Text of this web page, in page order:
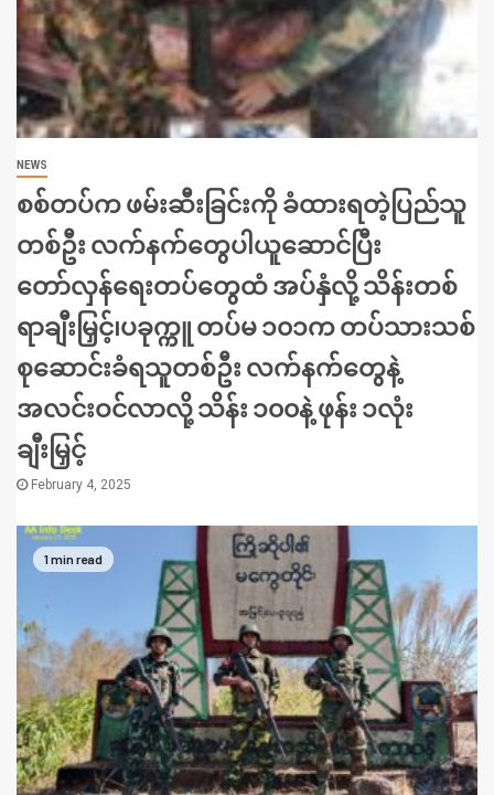
NEWS
စစ်တပ်က ဖမ်းဆီးခြင်းကို ခံထားရတဲ့ပြည်သူ
တစ်ဦး လက်နက်တွေပါယူဆောင်ပြီး
တော်လှန်ရေးတပ်တွေထံ အပ်နှံလို့ သိန်းတစ်
ရာချီးမြှင့်၊ပခုက္ကူ တပ်မ ၁၀၁က တပ်သားသစ်
စုဆောင်းခံရသူတစ်ဦး လက်နက်တွေနဲ့
အလင်းဝင်လာလို့ သိန်း ၁၀၀နဲ့ ဖုန်း ၁လုံး
ချီးမြှင့်
February 4, 2025
1 min read